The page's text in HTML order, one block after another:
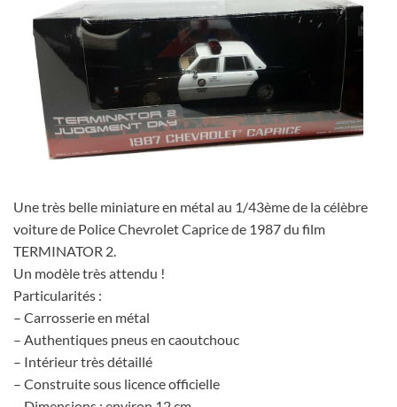
Une très belle miniature en métal au 1/43ème de la célèbre
voiture de Police Chevrolet Caprice de 1987 du film
TERMINATOR 2.
Un modèle très attendu !
Particularités :
– Carrosserie en métal
– Authentiques pneus en caoutchouc
– Intérieur très détaillé
– Construite sous licence officielle